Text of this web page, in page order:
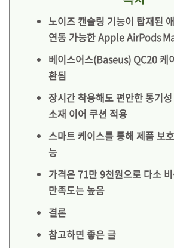
노이즈 캔슬링 기능이 탑재된
연동 가능한 Apple AirPods
베이스어스(Baseus) QC20 케
환됨
장시간 착용해도 편안한 통기
소재 이어 쿠션 적용
스마트 케이스를 통해 제품 보
능
가격은 71만 9천원으로 다소
만족도는 높음
결론
참고하면 좋은 글